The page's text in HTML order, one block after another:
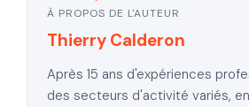
À PROPOS DE L'AUTEUR
Thierry Calderon
Après 15 ans d'expériences
des secteurs d'activité variés,